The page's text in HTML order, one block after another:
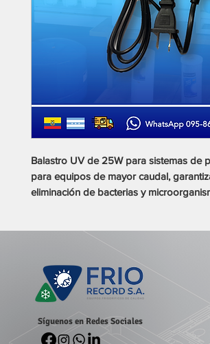
Balastro UV de 25W para sistemas de
para equipos de mayor caudal,
eliminación de bacterias y
Síguenos en Redes Sociales